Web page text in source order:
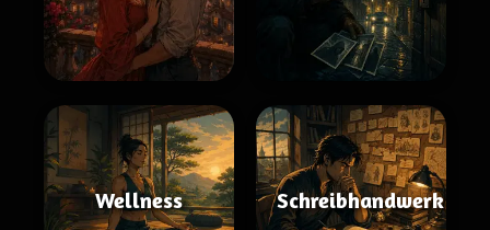
Wellness Schreibhandwerk